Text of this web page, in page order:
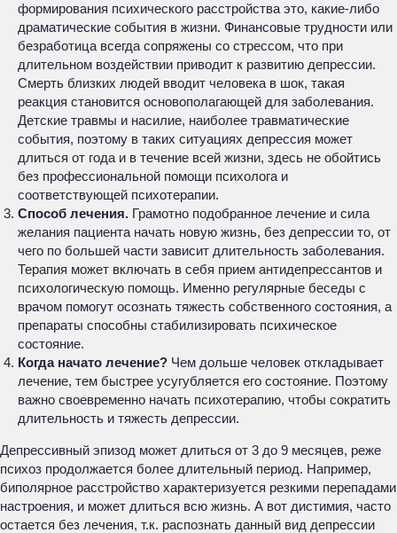
формирования психического расстройства это, какие-либо
драматические события в жизни. Финансовые трудности или
безработица всегда сопряжены со стрессом, что при
длительном воздействии приводит к развитию депрессии.
Смерть близких людей вводит человека в шок, такая
реакция становится основополагающей для заболевания.
Детские травмы и насилие, наиболее травматические
события, поэтому в таких ситуациях депрессия может
длиться от года и в течение всей жизни, здесь не обойтись
без профессиональной помощи психолога и
соответствующей психотерапии.
Способ лечения. Грамотно подобранное лечение и сила
желания пациента начать новую жизнь, без депрессии то, от
чего по большей части зависит длительность заболевания.
Терапия может включать в себя прием антидепрессантов и
психологическую помощь. Именно регулярные беседы с
врачом помогут осознать тяжесть собственного состояния, а
препараты способны стабилизировать психическое
состояние.
Когда начато лечение? Чем дольше человек откладывает
лечение, тем быстрее усугубляется его состояние. Поэтому
важно своевременно начать психотерапию, чтобы сократить
длительность и тяжесть депрессии.
Депрессивный эпизод может длиться от 3 до 9 месяцев, реже
психоз продолжается более длительный период. Например,
биполярное расстройство характеризуется резкими перепадами
настроения, и может длиться всю жизнь. А вот дистимия, часто
остается без лечения, т.к. распознать данный вид депрессии